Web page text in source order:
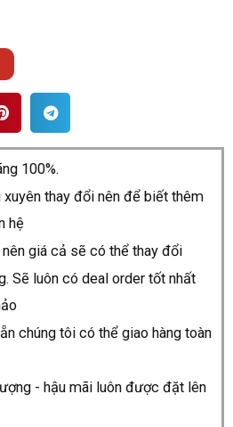
100%.
thay đổi nên để biết thêm
hệ
giá cả sẽ có thể thay đổi
Sẽ luôn có deal order tốt nhất
chúng tôi có thể giao hàng toàn
- hậu mãi luôn được đặt lên